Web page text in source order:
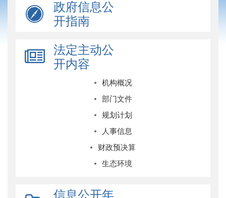
政府信息公
开指南
法定主动公
开内容
机构概况
部门文件
规划计划
人事信息
财政预决算
生态环境
信息公开年